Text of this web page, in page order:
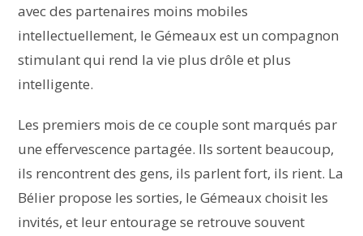
avec des partenaires moins mobiles
intellectuellement, le Gémeaux est un compagnon
stimulant qui rend la vie plus drôle et plus
intelligente.
Les premiers mois de ce couple sont marqués par
une effervescence partagée. Ils sortent beaucoup,
ils rencontrent des gens, ils parlent fort, ils rient. La
Bélier propose les sorties, le Gémeaux choisit les
invités, et leur entourage se retrouve souvent